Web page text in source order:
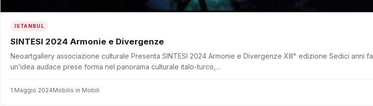
ISTANBUL
SINTESI 2024 Armonie e Divergenze
Neoartgallery associazione culturale Presenta SINTESI 2024 Armonie e Divergenze XIII^ edizione Sedici anni fa,
un’idea audace prese forma nel panorama culturale italo-turco,…
1 Maggio 2024Mobilis in Mobili